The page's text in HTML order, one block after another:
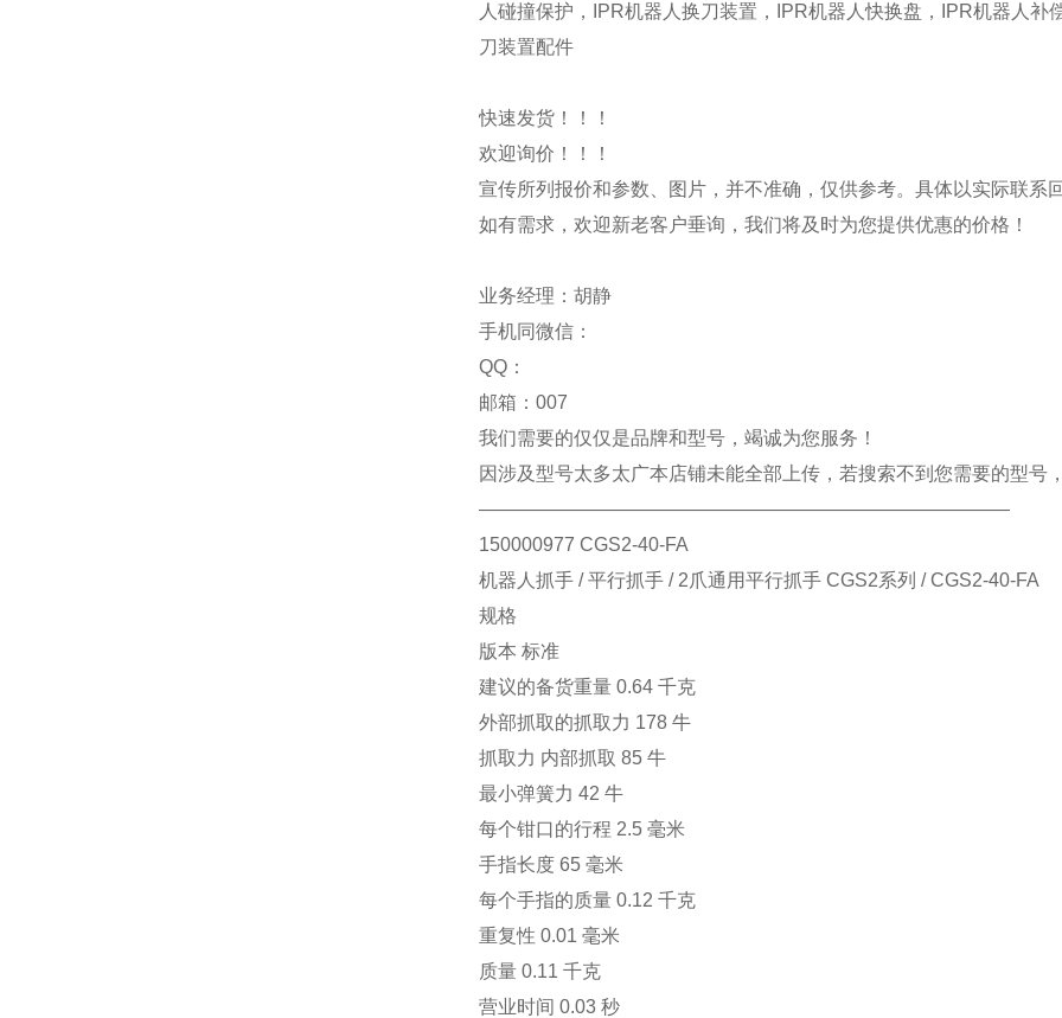
人碰撞保护，IPR机器人换刀装置，IPR机器人快换盘，IPR机器人
刀装置配件
快速发货！！！
欢迎询价！！！
宣传所列报价和参数、图片，并不准确，仅供参考。具体以实际联系
如有需求，欢迎新老客户垂询，我们将及时为您提供优惠的价格！
业务经理：胡静
手机同微信：
QQ：
邮箱：007
我们需要的仅仅是品牌和型号，竭诚为您服务！
因涉及型号太多太广本店铺未能全部上传，若搜索不到您需要的型号
————————————————————————————
150000977 CGS2-40-FA
机器人抓手 / 平行抓手 / 2爪通用平行抓手 CGS2系列 / CGS2-40-FA
规格
版本 标准
建议的备货重量 0.64 千克
外部抓取的抓取力 178 牛
抓取力 内部抓取 85 牛
最小弹簧力 42 牛
每个钳口的行程 2.5 毫米
手指长度 65 毫米
每个手指的质量 0.12 千克
重复性 0.01 毫米
质量 0.11 千克
营业时间 0.03 秒